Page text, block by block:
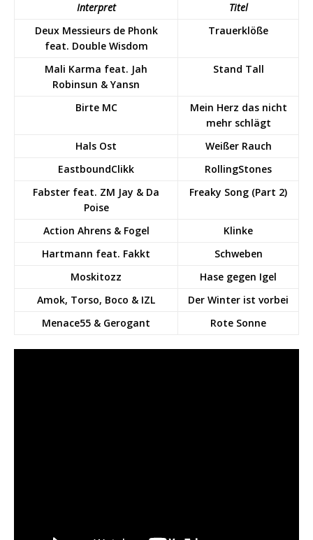
Interpret
Titel
Deux Messieurs de Phonk
feat. Double Wisdom
Trauerklöße
Mali Karma feat. Jah
Robinsun & Yansn
Stand Tall
Birte MC
Mein Herz das nicht
mehr schlägt
Hals Ost
Weißer Rauch
EastboundClikk
RollingStones
Fabster feat. ZM Jay & Da
Poise
Freaky Song (Part 2)
Action Ahrens & Fogel
Klinke
Hartmann feat. Fakkt
Schweben
Moskitozz
Hase gegen Igel
Amok, Torso, Boco & IZL
Der Winter ist vorbei
Menace55 & Gerogant
Rote Sonne